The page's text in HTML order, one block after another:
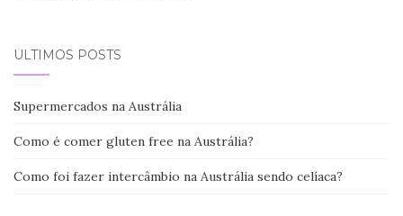
ÚLTIMOS POSTS
Supermercados na Austrália
Como é comer gluten free na Austrália?
Como foi fazer intercâmbio na Austrália sendo celíaca?